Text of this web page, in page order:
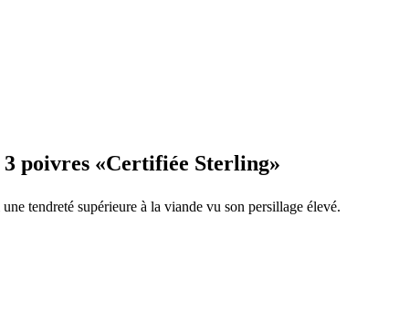
poivres «Certifiée Sterling»
une tendreté supérieure à la viande vu son persillage élevé.